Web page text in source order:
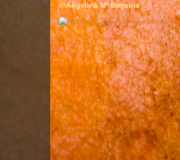
© Ángela & Mª Eugenia